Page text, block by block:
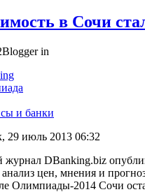
в Сочи
in
и банки
29 июль 2013 06:32
DBanking.biz
анализ цен, мнения и
Олимпиады-2014 Сочи